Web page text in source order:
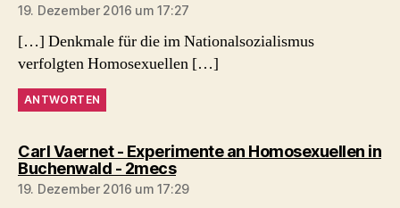
19. Dezember 2016 um 17:27
[…] Denkmale für die im Nationalsozialismus
verfolgten Homosexuellen […]
ANTWORTEN
Carl Vaernet - Experimente an Homosexuellen in
Buchenwald - 2mecssagt:
19. Dezember 2016 um 17:29